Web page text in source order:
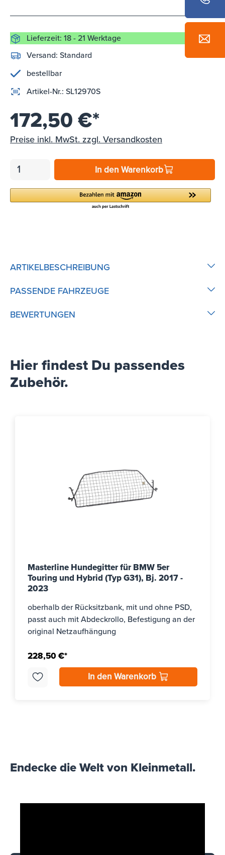
Lieferzeit: 18 - 21 Werktage
Versand: Standard
bestellbar
Artikel-Nr.: SL12970S
172,50 €*
Preise inkl. MwSt. zzgl. Versandkosten
In den Warenkorb
ARTIKELBESCHREIBUNG
PASSENDE FAHRZEUGE
BEWERTUNGEN
Hier findest Du passendes
Zubehör.
Masterline Hundegitter für BMW 5er
Touring und Hybrid (Typ G31), Bj. 2017 -
2023
oberhalb der Rücksitzbank, mit und ohne PSD,
passt auch mit Abdeckrollo, Befestigung an der
original Netzaufhängung
228,50 €*
In den Warenkorb
Endecke die Welt von Kleinmetall.